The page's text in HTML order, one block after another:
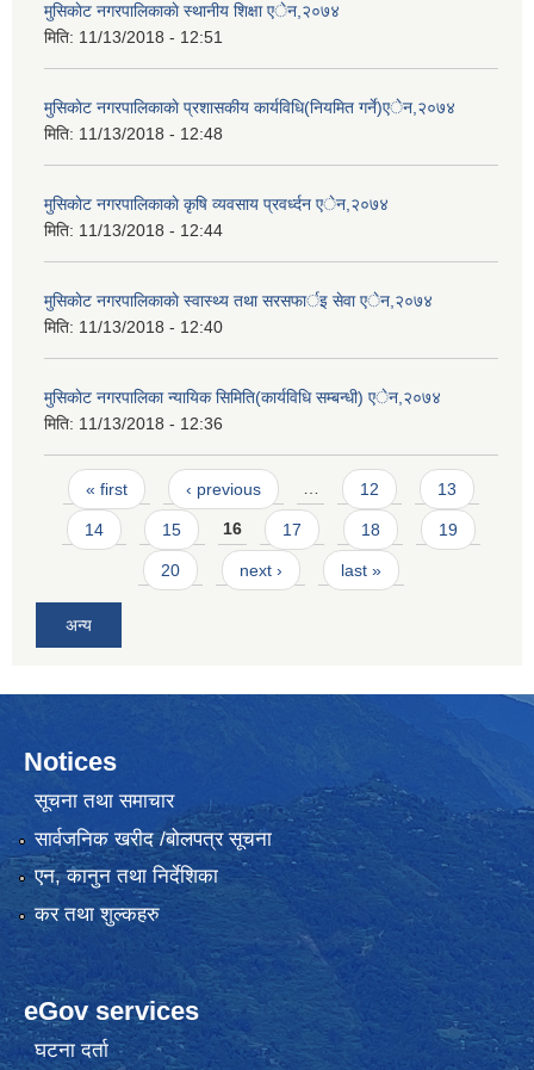
मुसिकाेट नगरपालिकाकाे स्थानीय शिक्षा एेन,२०७४
मिति: 11/13/2018 - 12:51
मुसिकाेट नगरपालिकाकाे प्रशासकीय कार्यविधि(नियमित गर्ने)एेन,२०७४
मिति: 11/13/2018 - 12:48
मुसिकाेट नगरपालिकाकाे कृषि व्यवसाय प्रवर्ध्दन एेन,२०७४
मिति: 11/13/2018 - 12:44
मुसिकाेट नगरपालिकाकाे स्वास्थ्य तथा सरसफार्इ सेवा एेन,२०७४
मिति: 11/13/2018 - 12:40
मुसिकाेट नगरपालिका न्यायिक सिमिति(कार्यविधि सम्बन्धी) एेन,२०७४
मिति: 11/13/2018 - 12:36
Pages
« first ‹ previous … 12 13
14 15 16 17 18 19
20 next › last »
अन्य
Notices
सूचना तथा समाचार
सार्वजनिक खरीद /बोलपत्र सूचना
एन, कानुन तथा निर्देशिका
कर तथा शुल्कहरु
eGov services
घटना दर्ता